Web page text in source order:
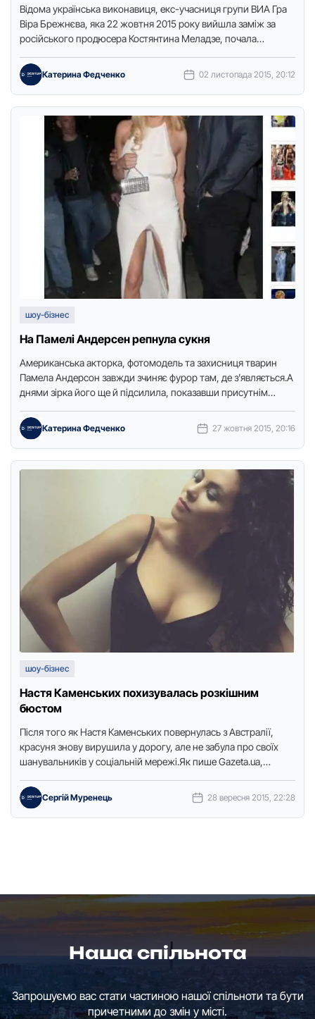
Відома українська виконавиця, екс-учасниця групи ВИА Гра
Віра Брежнєва, яка 22 жовтня 2015 року вийшла заміж за
російського продюсера Костянтина Меладзе, почала
Катерина Федченко 02 листопада 2015, 20:12
шоу-бізнес
На Памелі Андерсен репнула сукня
Американська акторка, фотомодель та захисниця тварин
Памела Андерсон завжди зчиняє фурор там, де з'являється.А
днями зірка його ще й підсилила, показавши присутнім
Катерина Федченко 27 жовтня 2015, 20:16
шоу-бізнес
Настя Каменських похизувалась розкішним
бюстом
Після того як Настя Каменських повернулась з Австралії,
красуня знову вирушила у дорогу, але не забула про своїх
шанувальників у соціальній мережі.Як пише Gazeta.ua,
Сергій Муренець 28 вересня 2015, 22:28
Наша спільнота
Запрошуємо вас стати частиною нашої спільноти та бути
причетними до змін у місті.